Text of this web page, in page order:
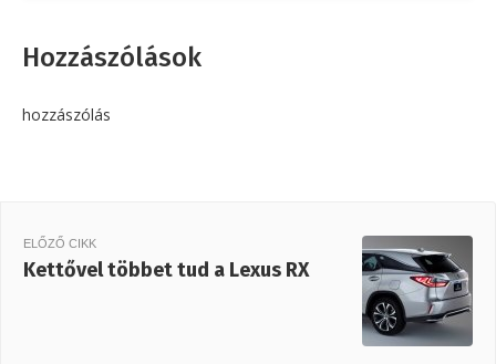
Hozzászólások
hozzászólás
ELŐZŐ CIKK
Kettővel többet tud a Lexus RX